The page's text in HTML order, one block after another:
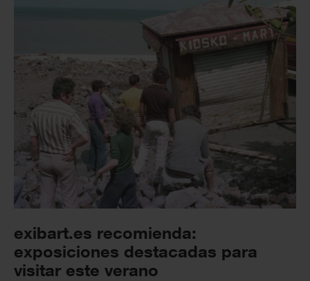
exibart.es recomienda:
exposiciones destacadas para
visitar este verano